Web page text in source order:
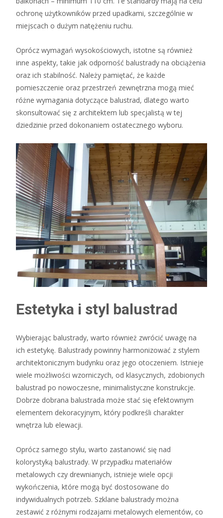
ochronę użytkowników przed upadkami, szczególnie w
miejscach o dużym natężeniu ruchu.
Oprócz wymagań wysokościowych, istotne są również
inne aspekty, takie jak odporność balustrady na obciążenia
oraz ich stabilność. Należy pamiętać, że każde
pomieszczenie oraz przestrzeń zewnętrzna mogą mieć
różne wymagania dotyczące balustrad, dlatego warto
skonsultować się z architektem lub specjalistą w tej
dziedzinie przed dokonaniem ostatecznego wyboru.
Estetyka i styl balustrad
Wybierając balustrady, warto również zwrócić uwagę na
ich estetykę. Balustrady powinny harmonizować z stylem
architektonicznym budynku oraz jego otoczeniem. Istnieje
wiele możliwości wzorniczych, od klasycznych, zdobionych
balustrad po nowoczesne, minimalistyczne konstrukcje.
Dobrze dobrana balustrada może stać się efektownym
elementem dekoracyjnym, który podkreśli charakter
wnętrza lub elewacji.
Oprócz samego stylu, warto zastanowić się nad
kolorystyką balustrady. W przypadku materiałów
metalowych czy drewnianych, istnieje wiele opcji
wykończenia, które mogą być dostosowane do
indywidualnych potrzeb. Szklane balustrady można
zestawić z różnymi rodzajami metalowych elementów, co